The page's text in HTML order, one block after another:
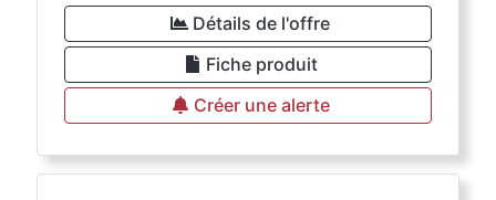
Détails de l'offre
Fiche produit
Créer une alerte